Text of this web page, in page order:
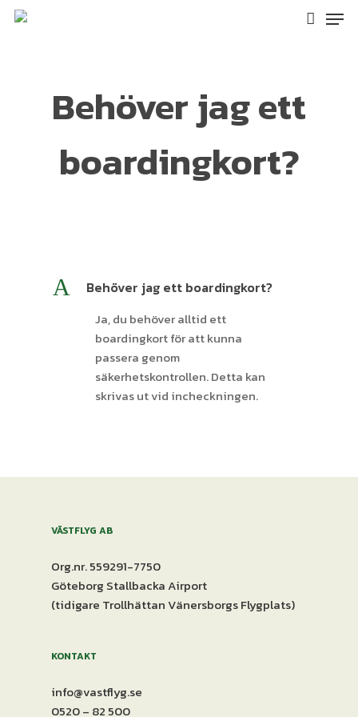
Skip
Behöver jag ett
boardingkort?
A Behöver jag ett boardingkort?
Ja, du behöver alltid ett
boardingkort för att kunna
passera genom
säkerhetskontrollen. Detta kan
skrivas ut vid incheckningen.
VÄSTFLYG AB
Org.nr. 559291-7750
Göteborg Stallbacka Airport
(tidigare Trollhättan Vänersborgs Flygplats)
KONTAKT
info@vastflyg.se
0520 – 82 500